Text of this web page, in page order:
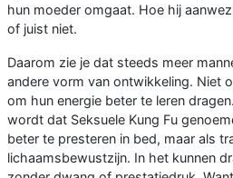
hun moeder omgaat. Hoe hij
of juist niet.
Daarom zie je dat steeds meer
andere vorm van ontwikkeling. Niet
om hun energie beter te leren
wordt dat Seksuele Kung Fu
beter te presteren in bed, maar als
lichaamsbewustzijn. In het kunnen